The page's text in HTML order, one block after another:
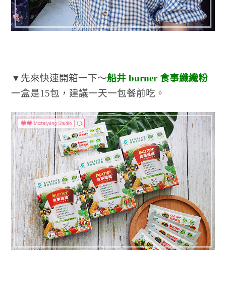
▼先來快速開箱一下～船井 burner 食事纖纖粉
一盒是15包，建議一天一包餐前吃。